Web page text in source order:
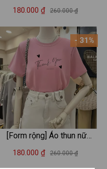
rộng -Áo phông form rộng in
180.000 ₫ 260.000 ₫
- 31%
[Form rộng] Áo thun nữ
𝐋𝐎𝐙𝐀 dáng rộng thun cotton
180.000 ₫ 260.000 ₫